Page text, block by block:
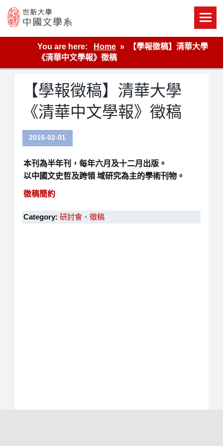
content
世新大學教學單位的網站
You are here:
Home
【學報徵稿】清華大學
《清華中文學報》徵稿
【學報徵稿】清華大學
《清華中文學報》徵稿
2016-02-01
本刊為半年刊，每年六月及十二月出版。
以中國文史哲及跨領 域研究為主的學術刊物。
徵稿簡約
Category: 研討會、徵稿